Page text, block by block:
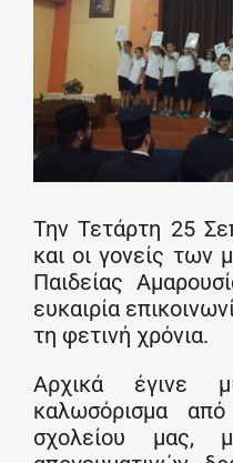
Την Τετάρτη 25
και οι γονείς των
Παιδείας
ευκαιρία
τη φετινή χρόνια.
Αρχικά έγινε
καλωσόρισμα
σχολείου μας,